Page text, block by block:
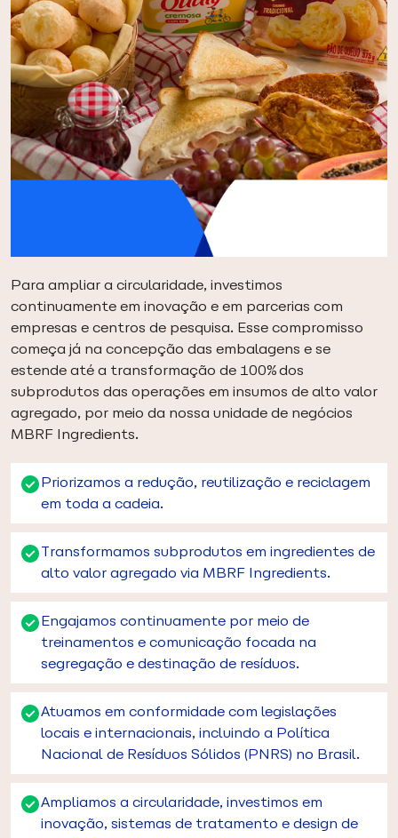
Para ampliar a circularidade, investimos
continuamente em inovação e em parcerias com
empresas e centros de pesquisa. Esse compromisso
começa já na concepção das embalagens e se
estende até a transformação de 100% dos
subprodutos das operações em insumos de alto valor
agregado, por meio da nossa unidade de negócios
MBRF Ingredients.
Priorizamos a redução, reutilização e reciclagem
em toda a cadeia.
Transformamos subprodutos em ingredientes de
alto valor agregado via MBRF Ingredients.
Engajamos continuamente por meio de
treinamentos e comunicação focada na
segregação e destinação de resíduos.
Atuamos em conformidade com legislações
locais e internacionais, incluindo a Política
Nacional de Resíduos Sólidos (PNRS) no Brasil.
Ampliamos a circularidade, investimos em
inovação, sistemas de tratamento e design de